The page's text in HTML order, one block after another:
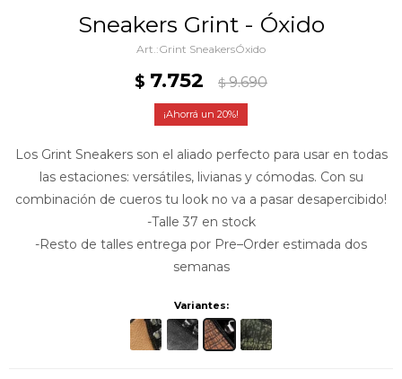
Sneakers Grint - Óxido
Grint SneakersÓxido
$ 7.752 $ 9.690
20
Los Grint Sneakers son el aliado perfecto para usar en todas
las estaciones: versátiles, livianas y cómodas. Con su
combinación de cueros tu look no va a pasar desapercibido!
-Talle 37 en stock
-Resto de talles entrega por Pre–Order estimada dos
semanas
Variantes: